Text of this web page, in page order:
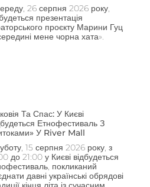
26 серпня 2026 року,
презентація
проєкту Марини Гуц
мене чорна хата».
Та Спас: У Києві
Етнофестиваль З
У River Mall
15 серпня 2026 року, з
до 21:00 у Києві відбудеться
покликаний
давні українські обрядові